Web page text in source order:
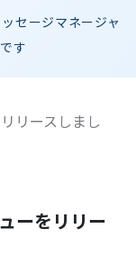
セージマネージャ
す
リースしまし
ーをリリー